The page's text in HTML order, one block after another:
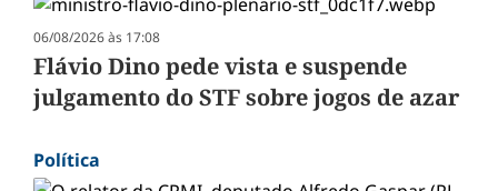
06/08/2026 às 17:08
Flávio Dino pede vista e suspende
julgamento do STF sobre jogos de azar
Política